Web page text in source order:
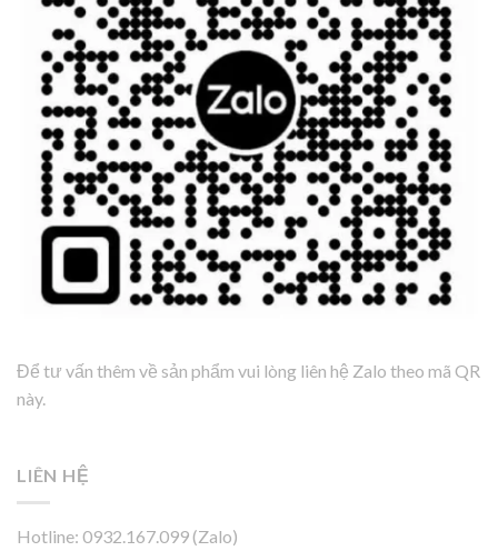
Để tư vấn thêm về sản phẩm vui lòng liên hệ Zalo theo mã QR
này.
LIÊN HỆ
Hotline: 0932.167.099 (Zalo)